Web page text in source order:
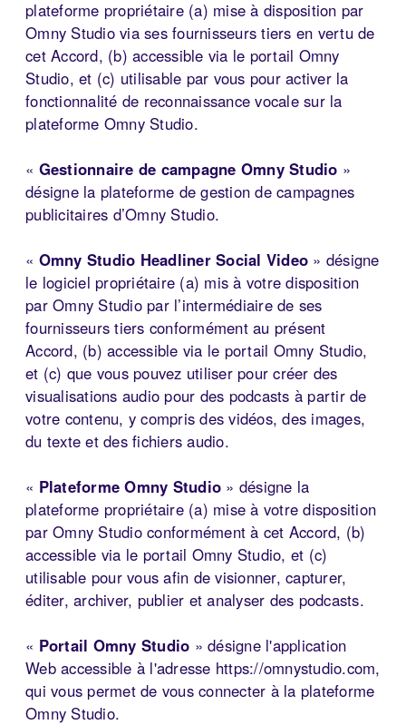
plateforme propriétaire (a) mise à disposition par
Omny Studio via ses fournisseurs tiers en vertu de
cet Accord, (b) accessible via le portail Omny
Studio, et (c) utilisable par vous pour activer la
fonctionnalité de reconnaissance vocale sur la
plateforme Omny Studio.
« Gestionnaire de campagne Omny Studio »
désigne la plateforme de gestion de campagnes
publicitaires d’Omny Studio.
« Omny Studio Headliner Social Video » désigne
le logiciel propriétaire (a) mis à votre disposition
par Omny Studio par l’intermédiaire de ses
fournisseurs tiers conformément au présent
Accord, (b) accessible via le portail Omny Studio,
et (c) que vous pouvez utiliser pour créer des
visualisations audio pour des podcasts à partir de
votre contenu, y compris des vidéos, des images,
du texte et des fichiers audio.
« Plateforme Omny Studio » désigne la
plateforme propriétaire (a) mise à votre disposition
par Omny Studio conformément à cet Accord, (b)
accessible via le portail Omny Studio, et (c)
utilisable pour vous afin de visionner, capturer,
éditer, archiver, publier et analyser des podcasts.
« Portail Omny Studio » désigne l'application
Web accessible à l'adresse https://omnystudio.com,
qui vous permet de vous connecter à la plateforme
Omny Studio.